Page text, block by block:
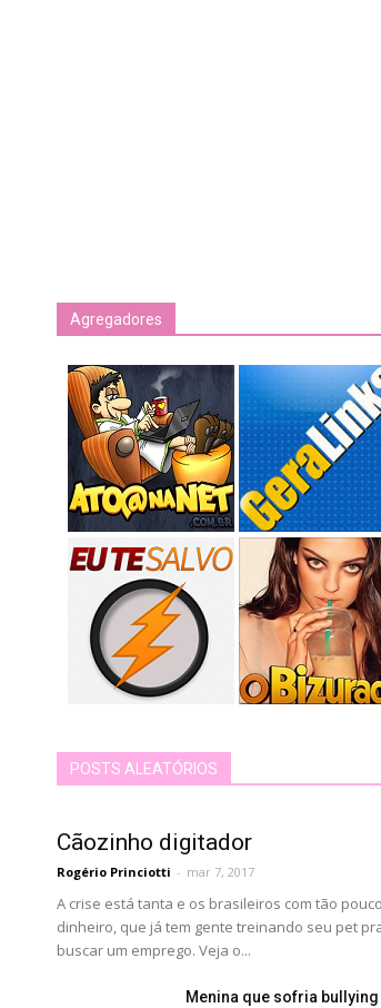
Agregadores
POSTS ALEATÓRIOS
Cãozinho digitador
Rogério Princiotti - mar 7, 2017
A crise está tanta e os brasileiros com tão pouco
dinheiro, que já tem gente treinando seu pet
buscar um emprego. Veja o...
Menina que sofria